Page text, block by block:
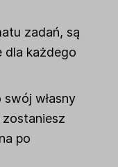
zadań, są
dla każdego
swój własny
po